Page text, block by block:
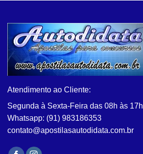
opções
podem
ser
escolhidas
página
do
produto
Atendimento ao Cliente:
Segunda à Sexta-Feira das 08h às 17h
Whatsapp: (91) 983186353
contato@apostilasautodidata.com.br